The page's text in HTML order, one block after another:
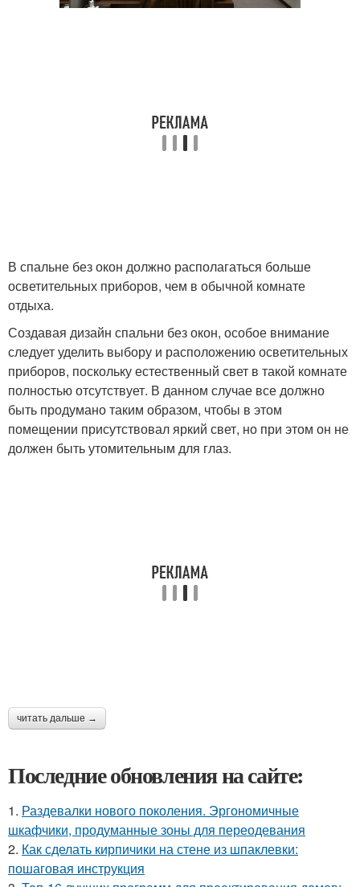
В спальне без окон должно располагаться больше
осветительных приборов, чем в обычной комнате
отдыха.
Создавая дизайн спальни без окон, особое внимание
следует уделить выбору и расположению осветительных
приборов, поскольку естественный свет в такой комнате
полностью отсутствует. В данном случае все должно
быть продумано таким образом, чтобы в этом
помещении присутствовал яркий свет, но при этом он не
должен быть утомительным для глаз.
читать дальше →
Последние обновления на сайте:
1. Раздевалки нового поколения. Эргономичные
шкафчики, продуманные зоны для переодевания
2. Как сделать кирпичики на стене из шпаклевки:
пошаговая инструкция